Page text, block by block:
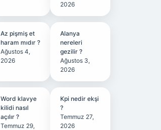
2026
Az pişmiş et
haram mıdır ?
Ağustos 4,
2026
Alanya
nereleri
gezilir ?
Ağustos 3,
2026
Word klavye
kilidi nasıl
açılır ?
Temmuz 29,
Kpi nedir ekşi
?
Temmuz 27,
2026